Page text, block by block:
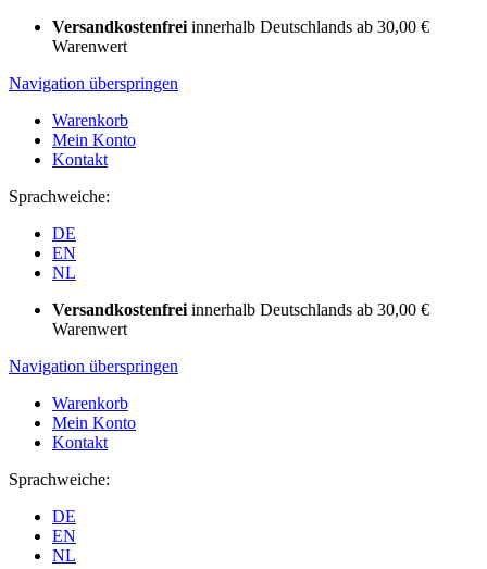
Versandkostenfrei innerhalb Deutschlands ab 30,00 €
Warenwert
Navigation überspringen
Warenkorb
Mein Konto
Kontakt
Sprachweiche:
DE
EN
NL
Versandkostenfrei innerhalb Deutschlands ab 30,00 €
Warenwert
Navigation überspringen
Warenkorb
Mein Konto
Kontakt
Sprachweiche:
DE
EN
NL